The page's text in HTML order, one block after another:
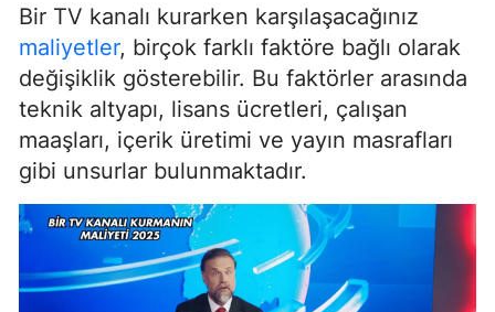
Bir TV kanalı kurarken karşılaşacağınız
maliyetler, birçok farklı faktöre bağlı olarak
değişiklik gösterebilir. Bu faktörler arasında
teknik altyapı, lisans ücretleri, çalışan
maaşları, içerik üretimi ve yayın masrafları
gibi unsurlar bulunmaktadır.